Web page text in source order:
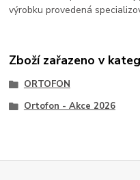
výrobku provedená
Zboží zařazeno v
ORTOFON
Ortofon - Akce 2026